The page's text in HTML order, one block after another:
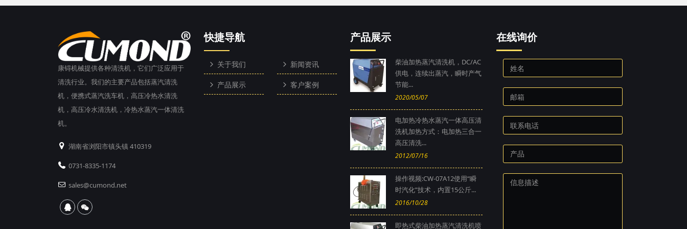
康锝机械提供各种清洗机，它们广泛应用于
清洗行业。我们的主要产品包括蒸汽清洗
机，便携式蒸汽洗车机，高压冷热水清洗
机，高压冷水清洗机，冷热水蒸汽一体清洗
机。
湖南省浏阳市镇头镇 410319
0731-8335-1174
sales@cumond.net
快捷导航
关于我们 新闻资讯
产品展示 客户案例
产品展示
柴油加热蒸汽清洗机，DC/AC
供电，连续出蒸汽，瞬时产气
节能...
2020/05/07
电加热冷热水蒸汽一体高压清
洗机加热方式：电加热三合一
高压清洗...
2012/07/16
操作视频:CW-07A12使用“瞬
时汽化”技术，内置15公斤...
2016/10/28
即热式柴油加热蒸汽清洗机喷
在线询价